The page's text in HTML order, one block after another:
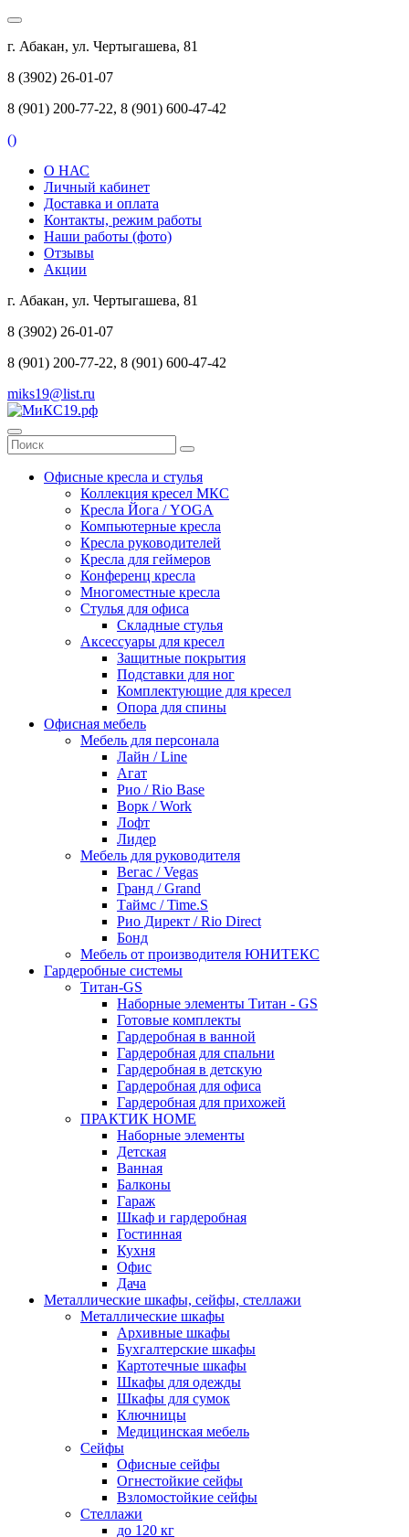
г. Абакан, ул. Чертыгашева, 81
8 (3902) 26-01-07
8 (901) 200-77-22, 8 (901) 600-47-42
()
О НАС
Личный кабинет
Доставка и оплата
Контакты, режим работы
Наши работы (фото)
Отзывы
Акции
г. Абакан, ул. Чертыгашева, 81
8 (3902) 26-01-07
8 (901) 200-77-22, 8 (901) 600-47-42
miks19@list.ru
Офисные кресла и стулья
Коллекция кресел МКС
Кресла Йога / YOGA
Компьютерные кресла
Кресла руководителей
Кресла для геймеров
Конференц кресла
Многоместные кресла
Стулья для офиса
Складные стулья
Аксессуары для кресел
Защитные покрытия
Подставки для ног
Комплектующие для кресел
Опора для спины
Офисная мебель
Мебель для персонала
Лайн / Line
Агат
Рио / Rio Base
Ворк / Work
Лофт
Лидер
Мебель для руководителя
Вегас / Vegas
Гранд / Grand
Таймс / Time.S
Рио Директ / Rio Direct
Бонд
Мебель от производителя ЮНИТЕКС
Гардеробные системы
Титан-GS
Наборные элементы Титан - GS
Готовые комплекты
Гардеробная в ванной
Гардеробная для спальни
Гардеробная в детскую
Гардеробная для офиса
Гардеробная для прихожей
ПРАКТИК HOME
Наборные элементы
Детская
Ванная
Балконы
Гараж
Шкаф и гардеробная
Гостинная
Кухня
Офис
Дача
Металлические шкафы, сейфы, стеллажи
Металлические шкафы
Архивные шкафы
Бухгалтерские шкафы
Картотечные шкафы
Шкафы для одежды
Шкафы для сумок
Ключницы
Медицинская мебель
Сейфы
Офисные сейфы
Огнестойкие сейфы
Взломостойкие сейфы
Стеллажи
до 120 кг